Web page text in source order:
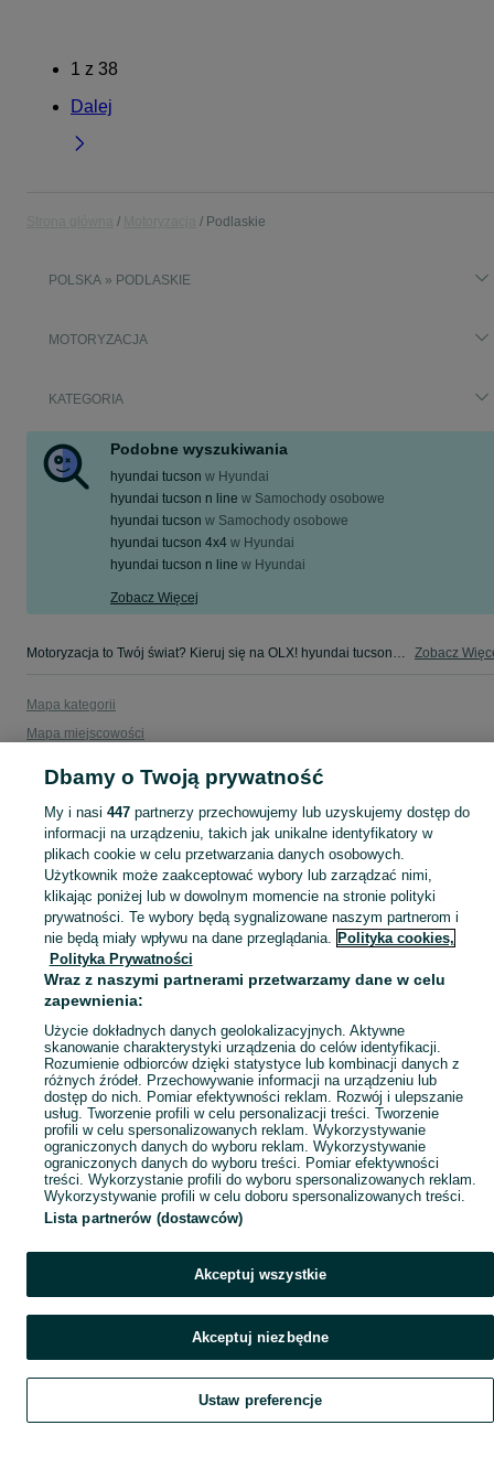
1 z 38
Dalej
Podlaskie
POLSKA » PODLASKIE
MOTORYZACJA
KATEGORIA
Podobne wyszukiwania
hyundai tucson w Hyundai
hyundai tucson n line w Samochody osobowe
hyundai tucson w Samochody osobowe
hyundai tucson 4x4 w Hyundai
hyundai tucson n line w Hyundai
Zobacz Więcej
Motoryzacja to Twój świat? Kieruj się na OLX! hyundai tucson - Podlaskie - tylko w kategorii Motoryzacja na OLX! Zobacz
Mapa kategorii
Mapa miejscowości
Popularne wyszukiwania
Szukaj Obserwujesz Dodaj Czat Konto
Dbamy o Twoją prywatność
My i nasi 447partnerzy przechowujemy lub uzyskujemy dostęp do
informacji na urządzeniu, takich jak unikalne identyfikatory w
plikach cookie w celu przetwarzania danych osobowych.
Użytkownik może zaakceptować wybory lub zarządzać nimi,
klikając poniżej lub w dowolnym momencie na stronie polityki
prywatności. Te wybory będą sygnalizowane naszym partnerom i
nie będą miały wpływu na dane przeglądania. Polityka cookies,
Polityka Prywatności
Wraz z naszymi partnerami przetwarzamy dane w celu
zapewnienia:
Użycie dokładnych danych geolokalizacyjnych. Aktywne
skanowanie charakterystyki urządzenia do celów identyfikacji.
Rozumienie odbiorców dzięki statystyce lub kombinacji danych z
różnych źródeł. Przechowywanie informacji na urządzeniu lub
dostęp do nich. Pomiar efektywności reklam. Rozwój i ulepszanie
usług. Tworzenie profili w celu personalizacji treści. Tworzenie
profili w celu spersonalizowanych reklam. Wykorzystywanie
ograniczonych danych do wyboru reklam. Wykorzystywanie
ograniczonych danych do wyboru treści. Pomiar efektywności
treści. Wykorzystanie profili do wyboru spersonalizowanych reklam.
Wykorzystywanie profili w celu doboru spersonalizowanych treści.
Lista partnerów (dostawców)
Akceptuj wszystkie
Akceptuj niezbędne
Ustaw preferencje